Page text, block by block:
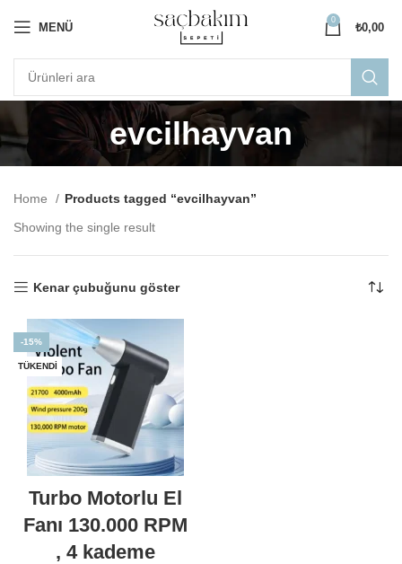
MENÜ
0
₺0,00
evcilhayvan
Home
Products tagged “evcilhayvan”
Showing the single result
Kenar çubuğunu göster
-15%
TÜKENDI
Turbo Motorlu El
Fanı 130.000 RPM
, 4 kademe